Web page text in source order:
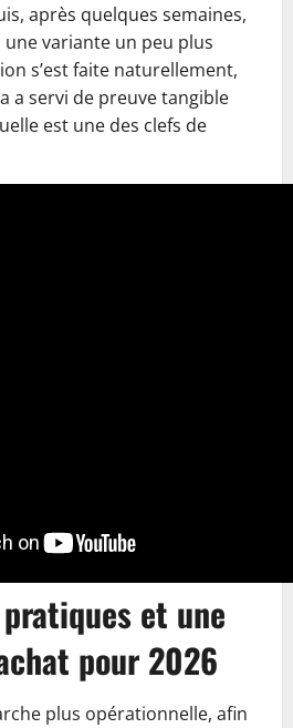
après quelques semaines,
variante un peu plus
s’est faite naturellement,
a servi de preuve tangible
est une des clefs de
et une
pour 2026
plus opérationnelle, afin